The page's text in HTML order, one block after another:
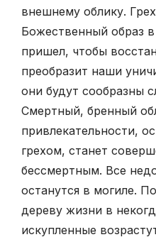
внешнему облику.
Божественный образ
пришел, чтобы
преобразит наши
они будут сообразны
Смертный, бренный
привлекательности,
грехом, станет
бессмертным. Все
останутся в могиле.
дереву жизни в
искупленные